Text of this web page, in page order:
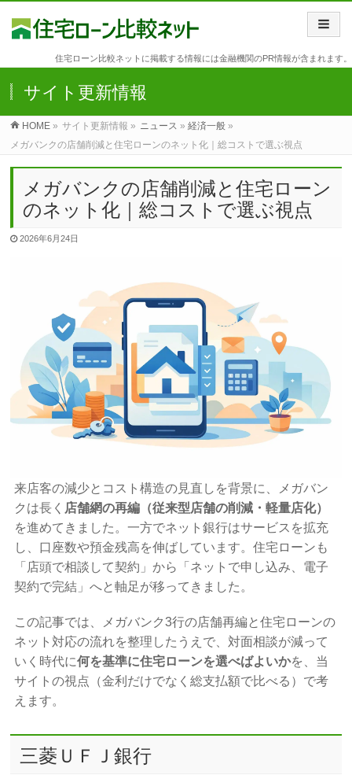
住宅ローン比較ネットに掲載する情報には金融機関のPR情報が含まれます。
サイト更新情報
HOME » サイト更新情報 » ニュース »経済一般 »
メガバンクの店舗削減と住宅ローンのネット化｜総コストで選ぶ視点
メガバンクの店舗削減と住宅ローン
のネット化｜総コストで選ぶ視点
2026年6月24日
来店客の減少とコスト構造の見直しを背景に、メガバン
クは長く 店舗網の再編（従来型店舗の削減・軽量店化）
を進めてきました。一方でネット銀行はサービスを拡充
し、口座数や預金残高を伸ばしています。住宅ローンも
「店頭で相談して契約」から「ネットで申し込み、電子
契約で完結」へと軸足が移ってきました。
この記事では、メガバンク3行の店舗再編と住宅ローンの
ネット対応の流れを整理したうえで、対面相談が減って
いく時代に何を基準に住宅ローンを選べばよいかを、当
サイトの視点（金利だけでなく総支払額で比べる）で考
えます。
三菱ＵＦＪ銀行